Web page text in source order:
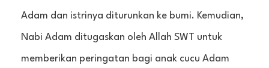
Adam dan istrinya diturunkan ke bumi. Kemudian,
Nabi Adam ditugaskan oleh Allah SWT untuk
memberikan peringatan bagi anak cucu Adam